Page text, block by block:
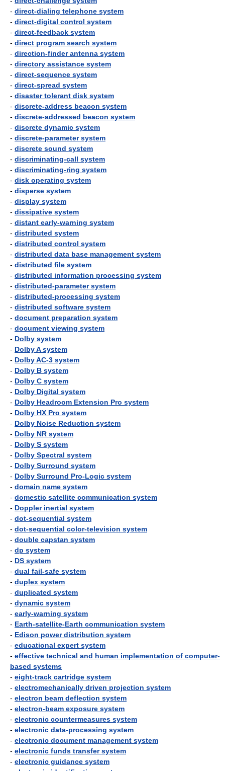
- direct-dialing telephone system
- direct-digital control system
- direct-feedback system
- direct program search system
- direction-finder antenna system
- directory assistance system
- direct-sequence system
- direct-spread system
- disaster tolerant disk system
- discrete-address beacon system
- discrete-addressed beacon system
- discrete dynamic system
- discrete-parameter system
- discrete sound system
- discriminating-call system
- discriminating-ring system
- disk operating system
- disperse system
- display system
- dissipative system
- distant early-warning system
- distributed system
- distributed control system
- distributed data base management system
- distributed file system
- distributed information processing system
- distributed-parameter system
- distributed-processing system
- distributed software system
- document preparation system
- document viewing system
- Dolby system
- Dolby A system
- Dolby AC-3 system
- Dolby B system
- Dolby C system
- Dolby Digital system
- Dolby Headroom Extension Pro system
- Dolby HX Pro system
- Dolby Noise Reduction system
- Dolby NR system
- Dolby S system
- Dolby Spectral system
- Dolby Surround system
- Dolby Surround Pro-Logic system
- domain name system
- domestic satellite communication system
- Doppler inertial system
- dot-sequential system
- dot-sequential color-television system
- double capstan system
- dp system
- DS system
- dual fail-safe system
- duplex system
- duplicated system
- dynamic system
- early-warning system
- Earth-satellite-Earth communication system
- Edison power distribution system
- educational expert system
- effective technical and human implementation of computer-
based systems
- eight-track cartridge system
- electromechanically driven projection system
- electron beam deflection system
- electron-beam exposure system
- electronic countermeasures system
- electronic data-processing system
- electronic document management system
- electronic funds transfer system
- electronic guidance system